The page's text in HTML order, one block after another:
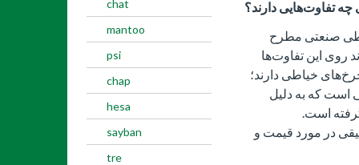
chat
mantoo
psi
chap
hesa
sayban
tre
تفاوت‌هایی دارند؟
صنعتی مطرح
روی این تفاوت‌ها
خیاطی دارند؛
است که به دلیل
است.
در مورد قیمت و